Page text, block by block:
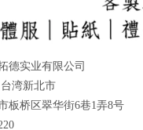
德实业有限公司
湾新北市
板桥区翠华街6巷1弄8号